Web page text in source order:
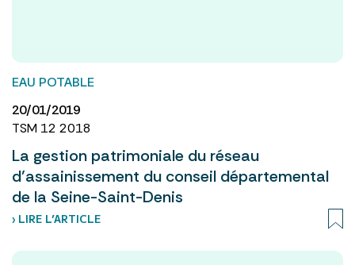
EAU POTABLE
20/01/2019
TSM 12 2018
La gestion patrimoniale du réseau
d’assainissement du conseil départemental
de la Seine-Saint-Denis
› LIRE L’ARTICLE